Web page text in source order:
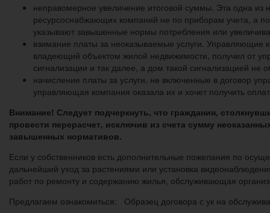
неправомерное увеличение итоговой суммы. Эта одна
ресурсоснабжающих компаний не по приборам учета, а
указывают завышенные нормы потребления или
взимание платы за неоказываемые услуги. Управляющие
владеющий объектом жилой недвижимости, получил от
сигнализации и так далее, а дом такой сигнализацией не
начисление платы за услуги, не включенные в договор
управляющая компания оказала их и хочет получить
Внимание! Следует подчеркнуть, что гражданин,
провести перерасчет, исключив из счета сумму
завышенных нормативов.
Если у собственников есть дополнительные пожелания по
дальнейший уход за растениями или установка
работ по ремонту и содержанию жилья, обслуживающая
Предлагаем ознакомиться: Образец договора с ук на